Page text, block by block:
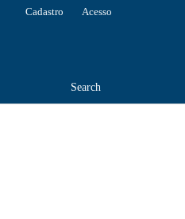
Search
Cadastro Acesso